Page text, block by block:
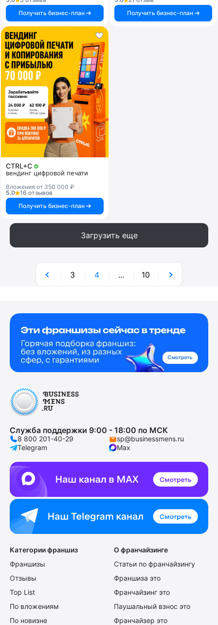
Получить бизнес-план
Получить бизнес-план
CTRL+C
вендинг цифровой печати
Вложения от 350 000 ₽
5.0
16 отзывов
Получить бизнес-план
Загрузить еще
3 4 ... 10
Служба поддержки 9:00 - 18:00 по МСК
8 800 201-40-29
sp@businessmens.ru
Telegram
Max
Категории франшиз
Франшизы
Отзывы
Top List
По вложениям
По новизне
О франчайзинге
Статьи по франчайзингу
Франшиза это
Франчайзинг это
Паушальный взнос это
Франчайзер это